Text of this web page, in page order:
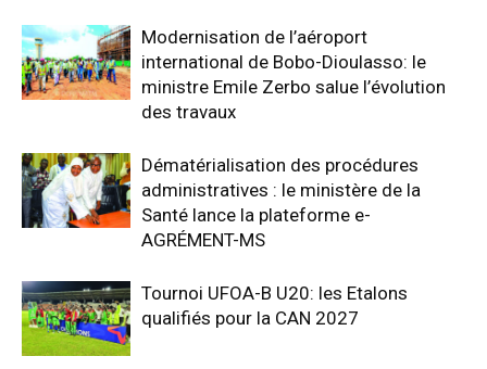
Modernisation de l’aéroport
international de Bobo-Dioulasso: le
ministre Emile Zerbo salue l’évolution
des travaux
Dématérialisation des procédures
administratives : le ministère de la
Santé lance la plateforme e-
AGRÉMENT-MS
Tournoi UFOA-B U20: les Etalons
qualifiés pour la CAN 2027